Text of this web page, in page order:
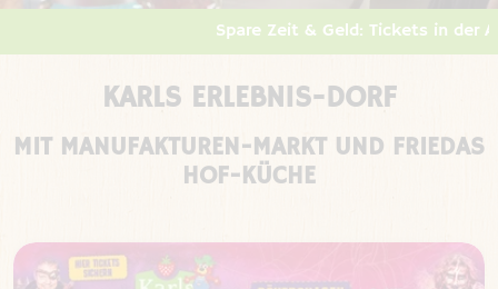
Spare Zeit & Geld: Tickets in der APP
KARLS ERLEBNIS-DORF
MIT MANUFAKTUREN-MARKT UND FRIEDAS
HOF-KÜCHE